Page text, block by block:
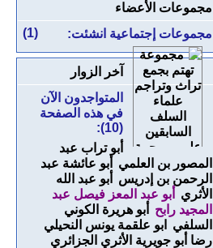
مجموعات الأعضاء
(1)
مجموعات إجتماعية انشئت:
عودةودعوة
لعلم السلف
رحمهم الله
آخر الزوار
المتواجدون الآن
في هذه الصفحة
(10):
أبو تراب عبد
المصور بن العلمي
أبو عائشة عبد
الرحمن بن إدريس
أبو عبد الله
الأثري
أبو عبد المعز فيصل عبد
المجيد رابح
أبو هريرة الكوني
السلفي
ابو علقمة يونس النحيلي
رضا أبو جويرية الأثري الجزائري